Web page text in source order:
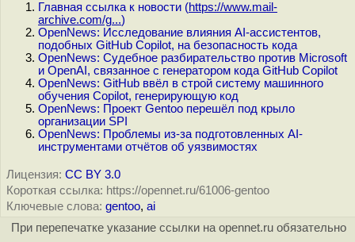
Главная ссылка к новости (https://www.mail-
archive.com/g...)
OpenNews: Исследование влияния AI-ассистентов,
подобных GitHub Copilot, на безопасность кода
OpenNews: Судебное разбирательство против Microsoft
и OpenAI, связанное с генератором кода GitHub Copilot
OpenNews: GitHub ввёл в строй систему машинного
обучения Copilot, генерирующую код
OpenNews: Проект Gentoo перешёл под крыло
организации SPI
OpenNews: Проблемы из-за подготовленных AI-
инструментами отчётов об уязвимостях
Лицензия: CC BY 3.0
Короткая ссылка: https://opennet.ru/61006-gentoo
Ключевые слова: gentoo, ai
При перепечатке указание ссылки на opennet.ru обязательно